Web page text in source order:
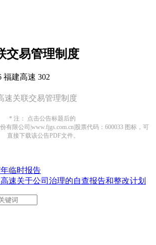
交易管理制度
福建高速 302
速关联交易管理制度
* 注： 点击公告标题后的
图标，可
直接下载该公告PDF文件。
年临时报告
速关于公司治理的自查报告和整改计划